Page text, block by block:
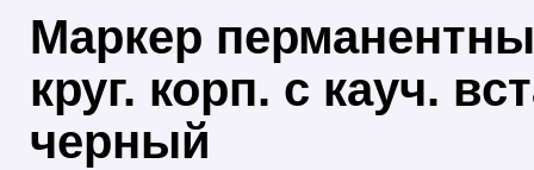
Маркер
круг. корп. с кауч.
черный